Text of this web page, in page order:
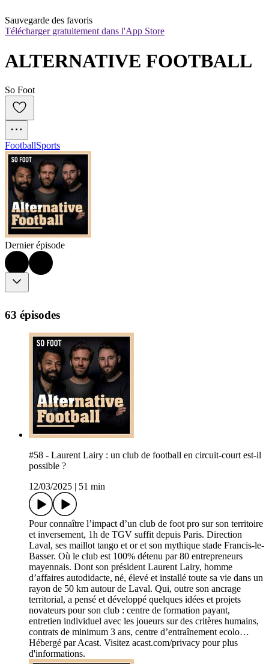
Sauvegarde des favoris
Télécharger gratuitement dans l'App Store
ALTERNATIVE FOOTBALL
So Foot
FootballSports
Dernier épisode
63 épisodes
#58 - Laurent Lairy : un club de football en circuit-court est-il
possible ?
12/03/2025
51 min
Pour connaître l’impact d’un club de foot pro sur son territoire
et inversement, 1h de TGV suffit depuis Paris. Direction
Laval, ses maillot tango et or et son mythique stade Francis-le-
Basser. Où le club est 100% détenu par 80 entrepreneurs
mayennais. Dont son président Laurent Lairy, homme
d’affaires autodidacte, né, élevé et installé toute sa vie dans un
rayon de 50 km autour de Laval. Qui, outre son ancrage
territorial, a pensé et développé quelques idées et projets
novateurs pour son club : centre de formation payant,
entretien individuel avec les joueurs sur des critères humains,
contrats de minimum 3 ans, centre d’entraînement ecolo…
Hébergé par Acast. Visitez acast.com/privacy pour plus
d'informations.